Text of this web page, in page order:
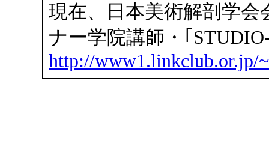
現在、日本美術解剖学会
ナー学院講師・｢
http://www1.linkclub.or.jp/